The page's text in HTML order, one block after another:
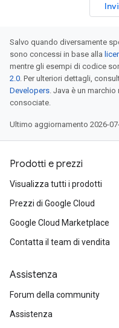
Salvo quando diversamente
sono concessi in base alla
mentre gli esempi di codice
2.0. Per ulteriori dettagli,
Developers. Java è un
consociate.
Ultimo aggiornamento 2026-
Prodotti e prezzi
Visualizza tutti i prodotti
Prezzi di Google Cloud
Google Cloud Marketplace
Contatta il team di vendita
Assistenza
Forum della community
Assistenza